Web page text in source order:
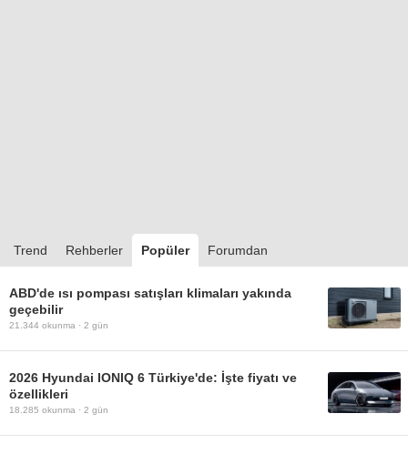
Trend Rehberler Popüler Forumdan
ABD'de ısı pompası satışları klimaları yakında
geçebilir
21.344 okunma · 2 gün
2026 Hyundai IONIQ 6 Türkiye'de: İşte fiyatı ve
özellikleri
18.285 okunma · 2 gün